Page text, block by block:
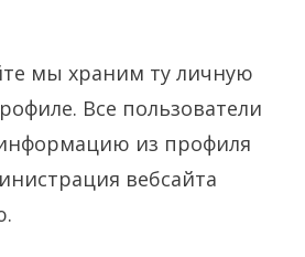
мы храним ту личную
Все пользователи
из профиля
вебсайта